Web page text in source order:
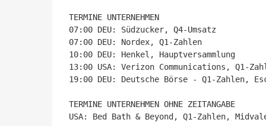
TERMINE UNTERNEHMEN
07:00 DEU: Südzucker, Q4-Umsatz
07:00 DEU: Nordex, Q1-Zahlen
10:00 DEU: Henkel, Hauptversammlung
13:00 USA: Verizon Communications, Q1-
19:00 DEU: Deutsche Börse - Q1-Zahlen,
TERMINE UNTERNEHMEN OHNE ZEITANGABE
USA: Bed Bath & Beyond, Q1-Zahlen,